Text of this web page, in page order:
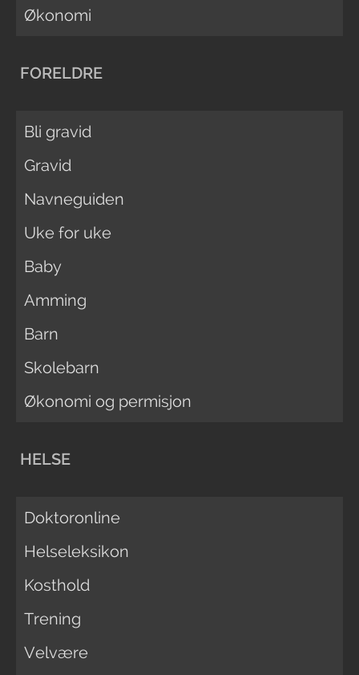
Økonomi
FORELDRE
Bli gravid
Gravid
Navneguiden
Uke for uke
Baby
Amming
Barn
Skolebarn
Økonomi og permisjon
HELSE
Doktoronline
Helseleksikon
Kosthold
Trening
Velvære